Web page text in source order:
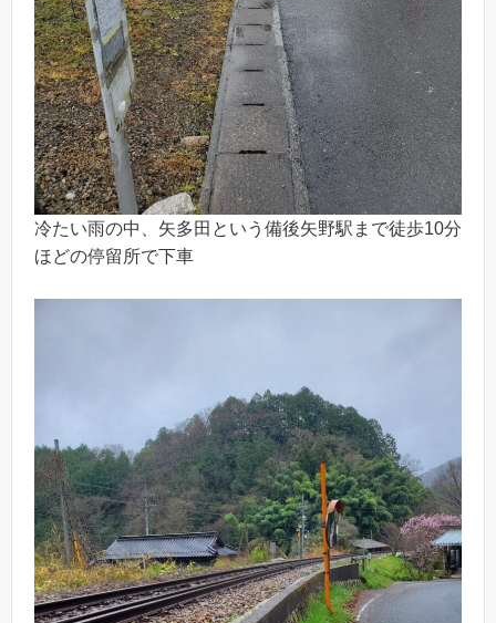
冷たい雨の中、矢多田という備後矢野駅まで徒歩10分
ほどの停留所で下車